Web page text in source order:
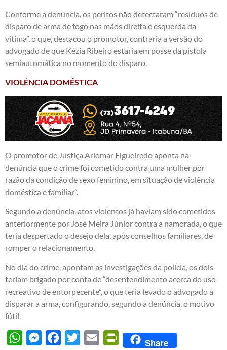
Conforme a denúncia, os peritos não detectaram “resíduos de
disparo de arma de fogo nas mãos direita e esquerda da
vítima”, o que, destacou o promotor, contraria a versão do
advogado de que Kézia Ribeiro estaria em posse da pistola
semiautomática no momento do disparo.
VIOLÊNCIA DOMÉSTICA
O promotor de Justiça Ariomar Figueiredo aponta na
denúncia que o crime foi cometido contra uma mulher por
razão da condição de sexo feminino, em situação de violência
doméstica e familiar”.
Segundo a denúncia, atos violentos já haviam sido cometidos
anteriormente por José Meira Júnior contra a namorada, o que
teria despertado o desejo dela, após conselhos familiares, de
romper o relacionamento.
No dia do crime, apontam as investigações da polícia, os dois
teriam brigado por conta de “desentendimento acerca do uso
recreativo de entorpecente”, o que teria levado o advogado a
disparar a arma, configurando, segundo a denúncia, o motivo
fútil.
WhatsAppMessengerFacebook
Twitter Email PrintFriendly
Share